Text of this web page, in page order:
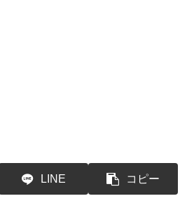
LINE コピー